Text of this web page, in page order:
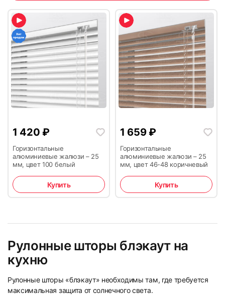
29 30
1 420 ₽
Горизонтальные
алюминиевые жалюзи – 25
мм, цвет 100 белый
Купить
1 659 ₽
Горизонтальные
алюминиевые жалюзи – 25
мм, цвет 46-48 коричневый
Купить
Рулонные шторы блэкаут на
кухню
Рулонные шторы «блэкаут» необходимы там, где требуется
максимальная защита от солнечного света.